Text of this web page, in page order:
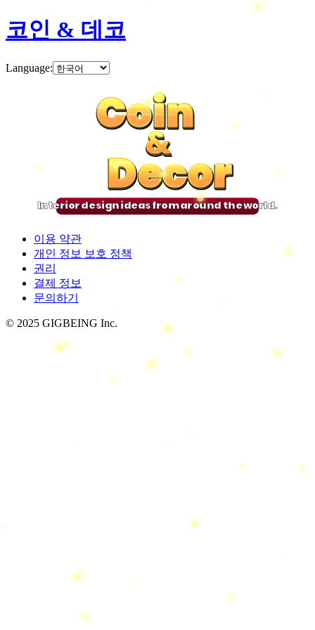
코인 & 데코
Language:
Coin
&
Decor
Coin
&
Decor
Coin
&
Decor
Coin
&
Decor
Interior design ideas from around the world.
이용 약관
개인 정보 보호 정책
권리
결제 정보
문의하기
© 2025 GIGBEING Inc.